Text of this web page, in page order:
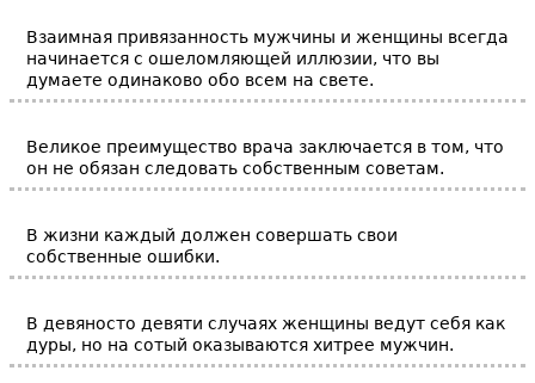
Взаимная привязанность мужчины и женщины всегда
начинается с ошеломляющей иллюзии, что вы
думаете одинаково обо всем на свете.
Великое преимущество врача заключается в том, что
он не обязан следовать собственным советам.
В жизни каждый должен совершать свои
собственные ошибки.
В девяносто девяти случаях женщины ведут себя как
дуры, но на сотый оказываются хитрее мужчин.